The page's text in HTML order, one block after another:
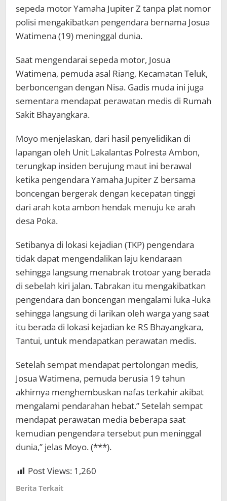
sepeda motor Yamaha Jupiter Z tanpa plat nomor
polisi mengakibatkan pengendara bernama Josua
Watimena (19) meninggal dunia.
Saat mengendarai sepeda motor, Josua
Watimena, pemuda asal Riang, Kecamatan Teluk,
berboncengan dengan Nisa. Gadis muda ini juga
sementara mendapat perawatan medis di Rumah
Sakit Bhayangkara.
Moyo menjelaskan, dari hasil penyelidikan di
lapangan oleh Unit Lakalantas Polresta Ambon,
terungkap insiden berujung maut ini berawal
ketika pengendara Yamaha Jupiter Z bersama
boncengan bergerak dengan kecepatan tinggi
dari arah kota ambon hendak menuju ke arah
desa Poka.
Setibanya di lokasi kejadian (TKP) pengendara
tidak dapat mengendalikan laju kendaraan
sehingga langsung menabrak trotoar yang berada
di sebelah kiri jalan. Tabrakan itu mengakibatkan
pengendara dan boncengan mengalami luka -luka
sehingga langsung di larikan oleh warga yang saat
itu berada di lokasi kejadian ke RS Bhayangkara,
Tantui, untuk mendapatkan perawatan medis.
Setelah sempat mendapat pertolongan medis,
Josua Watimena, pemuda berusia 19 tahun
akhirnya menghembuskan nafas terkahir akibat
mengalami pendarahan hebat.” Setelah sempat
mendapat perawatan media beberapa saat
kemudian pengendara tersebut pun meninggal
dunia,” jelas Moyo. (***).
Post Views: 1,260
Berita Terkait